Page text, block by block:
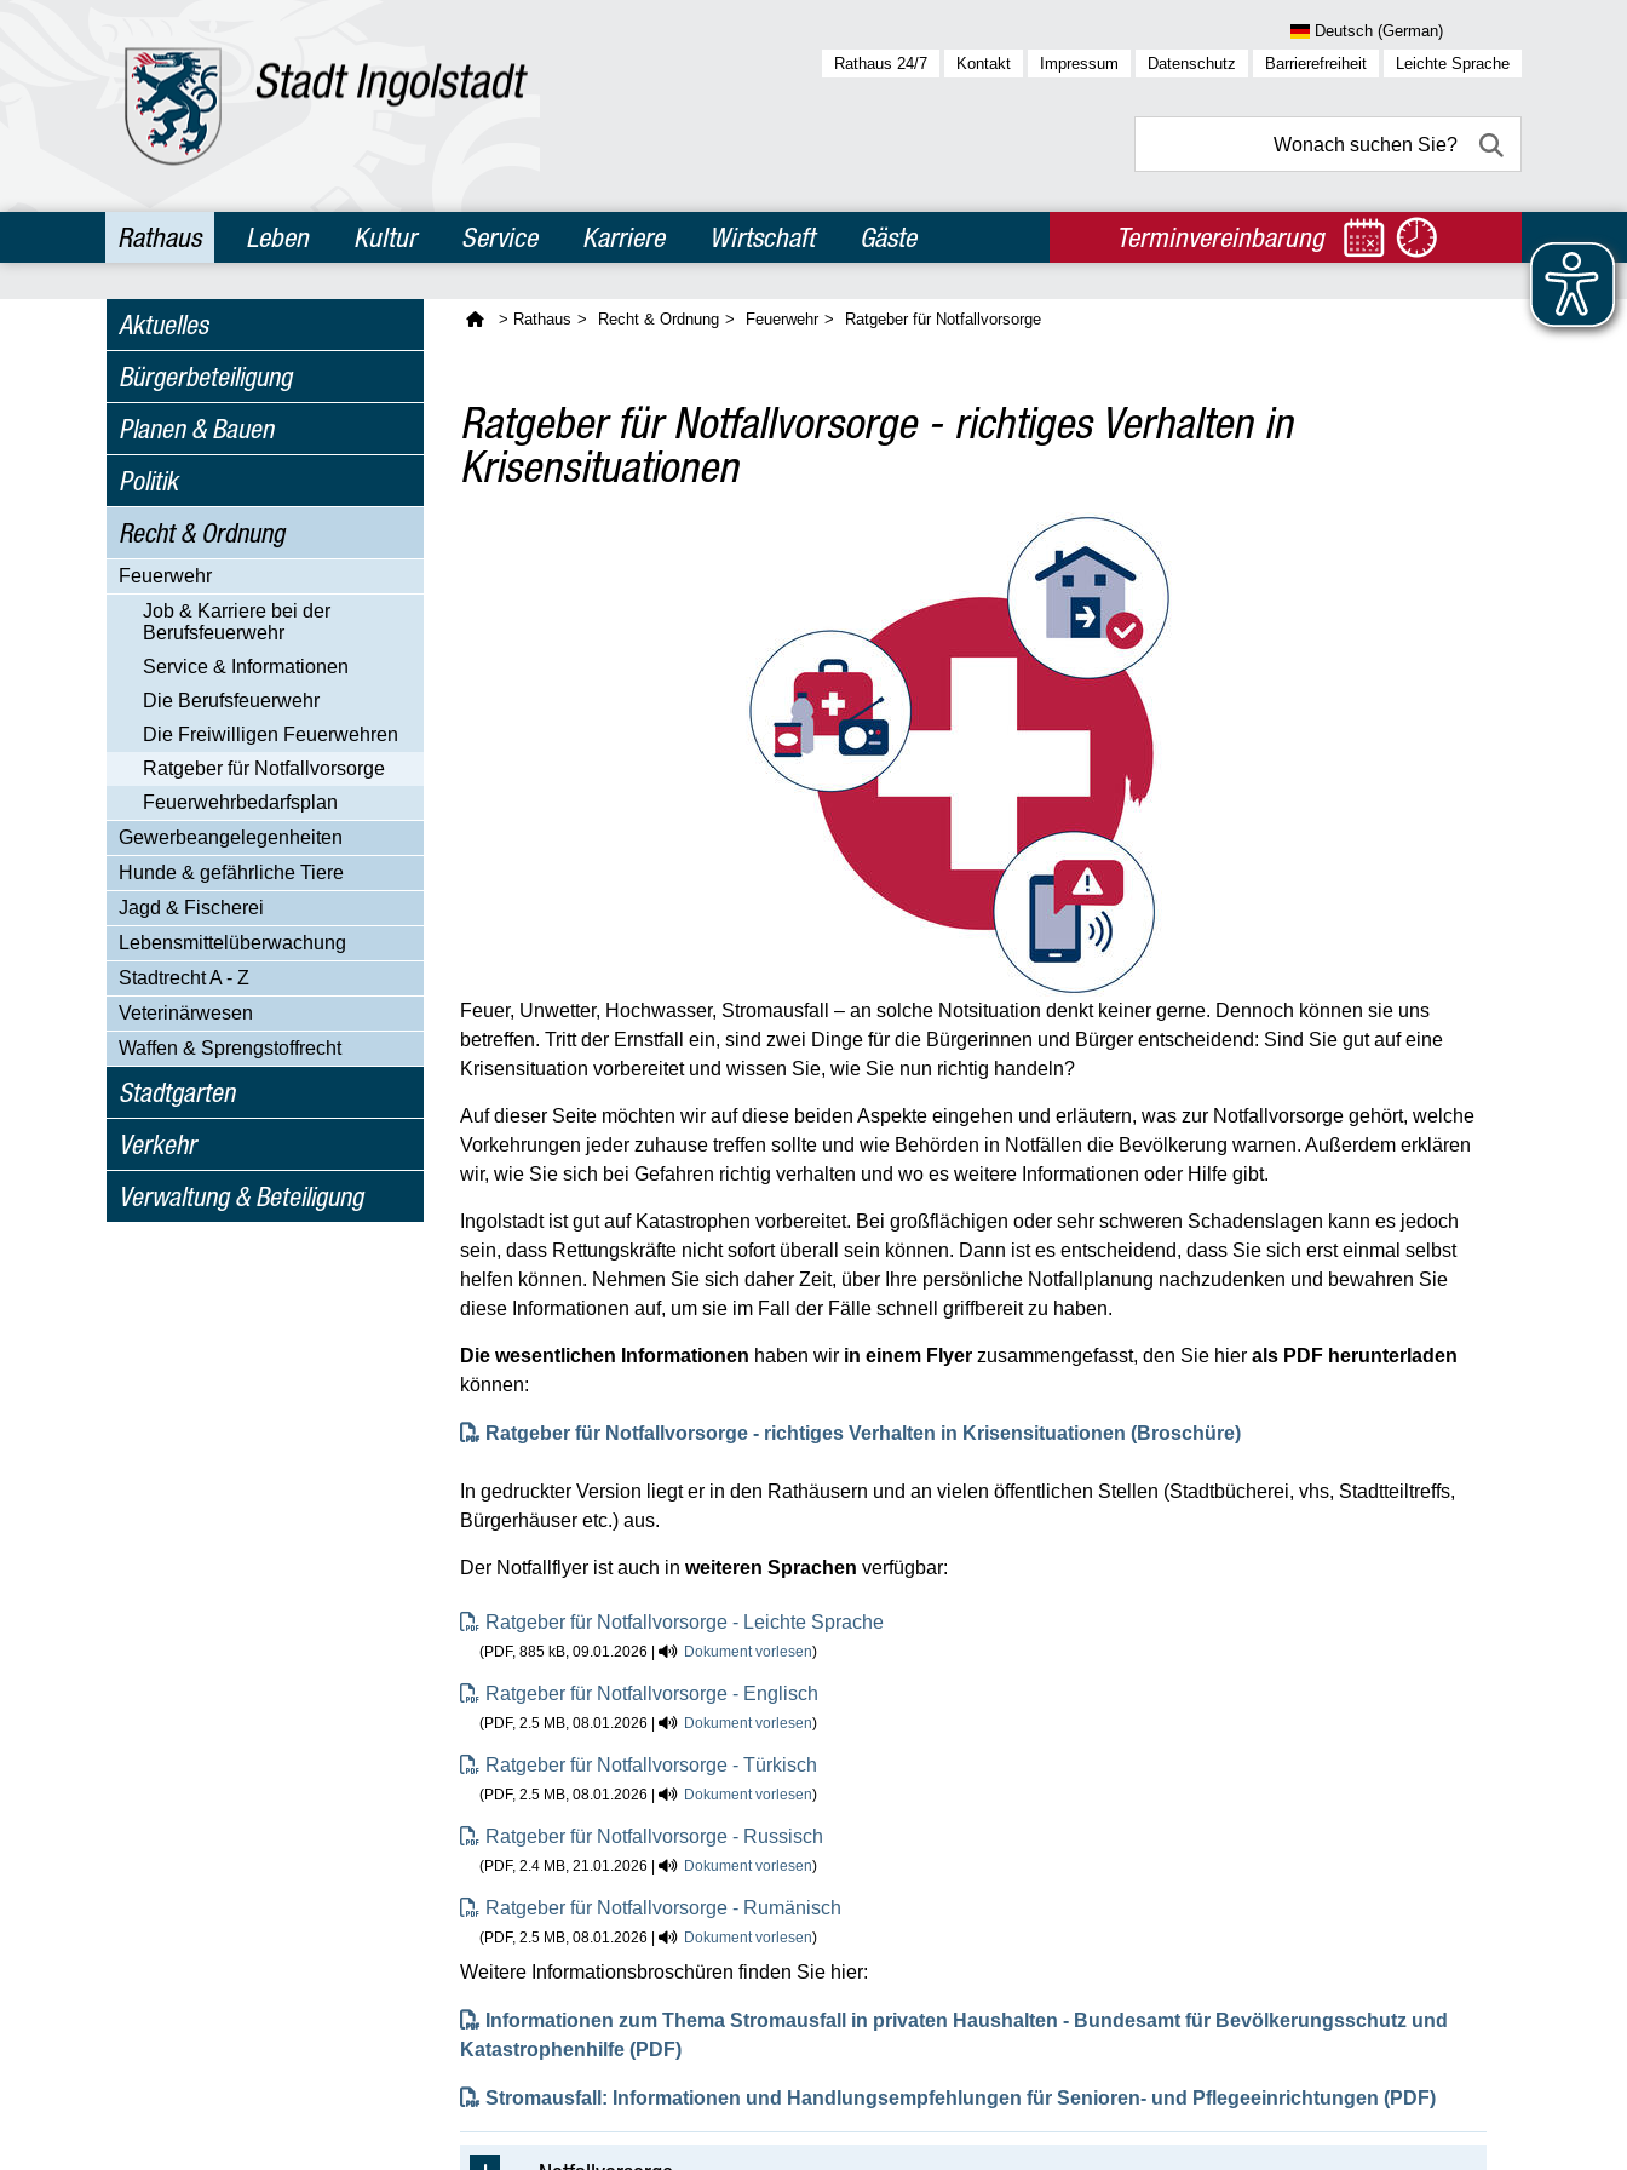
Rathaus 24/7 Kontakt Impressum Datenschutz Barrierefreiheit Leichte Sprache
Rathaus Leben Kultur Service Karriere Wirtschaft Gäste Terminvereinbarung
Aktuelles
Bürgerbeteiligung
Planen & Bauen
Politik
Recht & Ordnung
Feuerwehr
Job & Karriere bei der
Berufsfeuerwehr
Service & Informationen
Die Berufsfeuerwehr
Die Freiwilligen Feuerwehren
Ratgeber für Notfallvorsorge
Feuerwehrbedarfsplan
Gewerbeangelegenheiten
Hunde & gefährliche Tiere
Jagd & Fischerei
Lebensmittelüberwachung
Stadtrecht A - Z
Veterinärwesen
Waffen & Sprengstoffrecht
Stadtgarten
Verkehr
Verwaltung & Beteiligung
> Rathaus > Recht & Ordnung > Feuerwehr > Ratgeber für Notfallvorsorge
Ratgeber für Notfallvorsorge - richtiges Verhalten in
Krisensituationen
Feuer, Unwetter, Hochwasser, Stromausfall – an solche Notsituation denkt keiner gerne. Dennoch können sie uns
betreffen. Tritt der Ernstfall ein, sind zwei Dinge für die Bürgerinnen und Bürger entscheidend: Sind Sie gut auf eine
Krisensituation vorbereitet und wissen Sie, wie Sie nun richtig handeln?
Auf dieser Seite möchten wir auf diese beiden Aspekte eingehen und erläutern, was zur Notfallvorsorge gehört, welche
Vorkehrungen jeder zuhause treffen sollte und wie Behörden in Notfällen die Bevölkerung warnen. Außerdem erklären
wir, wie Sie sich bei Gefahren richtig verhalten und wo es weitere Informationen oder Hilfe gibt.
Ingolstadt ist gut auf Katastrophen vorbereitet. Bei großflächigen oder sehr schweren Schadenslagen kann es jedoch
sein, dass Rettungskräfte nicht sofort überall sein können. Dann ist es entscheidend, dass Sie sich erst einmal selbst
helfen können. Nehmen Sie sich daher Zeit, über Ihre persönliche Notfallplanung nachzudenken und bewahren Sie
diese Informationen auf, um sie im Fall der Fälle schnell griffbereit zu haben.
Die wesentlichen Informationen haben wir in einem Flyerzusammengefasst, den Sie hier als PDF herunterladen
können:
Ratgeber für Notfallvorsorge - richtiges Verhalten in Krisensituationen (Broschüre)
In gedruckter Version liegt er in den Rathäusern und an vielen öffentlichen Stellen (Stadtbücherei, vhs, Stadtteiltreffs,
Bürgerhäuser etc.) aus.
Der Notfallflyer ist auch in weiteren Sprachen verfügbar:
Ratgeber für Notfallvorsorge - Leichte Sprache
(PDF, 885 kB, 09.01.2026 | Dokument vorlesen)
Ratgeber für Notfallvorsorge - Englisch
(PDF, 2.5 MB, 08.01.2026 | Dokument vorlesen)
Ratgeber für Notfallvorsorge - Türkisch
(PDF, 2.5 MB, 08.01.2026 | Dokument vorlesen)
Ratgeber für Notfallvorsorge - Russisch
(PDF, 2.4 MB, 21.01.2026 | Dokument vorlesen)
Ratgeber für Notfallvorsorge - Rumänisch
(PDF, 2.5 MB, 08.01.2026 | Dokument vorlesen)
Weitere Informationsbroschüren finden Sie hier:
Informationen zum Thema Stromausfall in privaten Haushalten - Bundesamt für Bevölkerungsschutz und
Katastrophenhilfe (PDF)
Stromausfall: Informationen und Handlungsempfehlungen für Senioren- und Pflegeeinrichtungen (PDF)